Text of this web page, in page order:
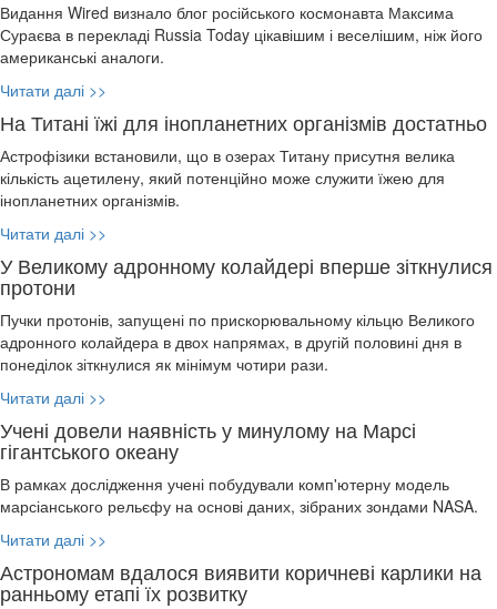
Видання Wired визнало блог російського космонавта Максима
Сураєва в перекладі Russia Today цікавішим і веселішим, ніж його
американські аналоги.
Читати далі >>
На Титані їжі для інопланетних організмів достатньо
Астрофізики встановили, що в озерах Титану присутня велика
кількість ацетилену, який потенційно може служити їжею для
інопланетних організмів.
Читати далі >>
У Великому адронному колайдері вперше зіткнулися
протони
Пучки протонів, запущені по прискорювальному кільцю Великого
адронного колайдера в двох напрямах, в другій половині дня в
понеділок зіткнулися як мінімум чотири рази.
Читати далі >>
Учені довели наявність у минулому на Марсі
гігантського океану
В рамках дослідження учені побудували комп'ютерну модель
марсіанського рельєфу на основі даних, зібраних зондами NASA.
Читати далі >>
Астрономам вдалося виявити коричневі карлики на
ранньому етапі їх розвитку